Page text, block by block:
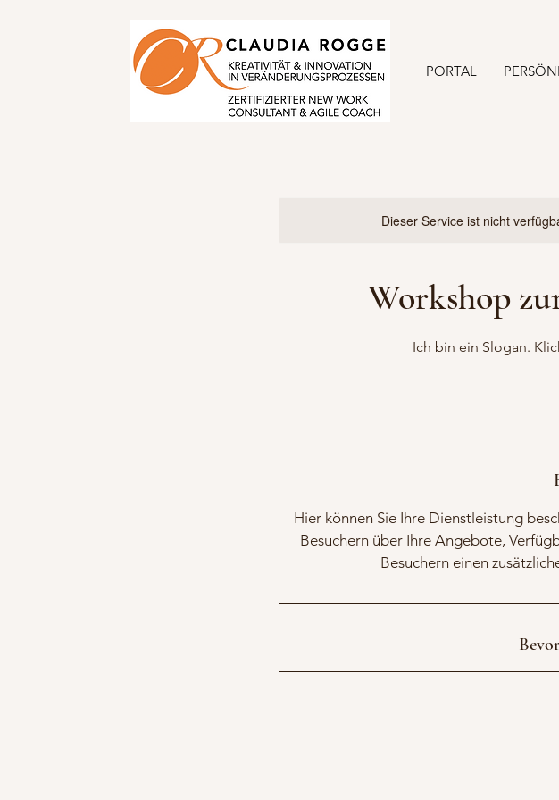
PORTAL
Dieser Service ist nicht
Workshop
Ich bin ein Slogan.
Hier können Sie Ihre Dienstleistung
Besuchern über Ihre Angebote,
Besuchern einen